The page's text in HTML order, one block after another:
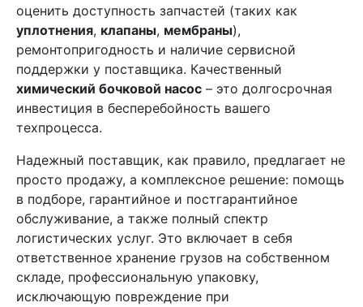
оценить доступность запчастей (таких как
уплотнения, клапаны, мембраны),
ремонтопригодность и наличие сервисной
поддержки у поставщика. Качественный
химический бочковой насос – это долгосрочная
инвестиция в бесперебойность вашего
техпроцесса.
Надежный поставщик, как правило, предлагает не
просто продажу, а комплексное решение: помощь
в подборе, гарантийное и постгарантийное
обслуживание, а также полный спектр
логистических услуг. Это включает в себя
ответственное хранение грузов на собственном
складе, профессиональную упаковку,
исключающую повреждение при